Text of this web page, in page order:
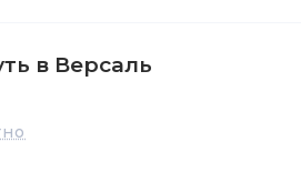
в Версаль